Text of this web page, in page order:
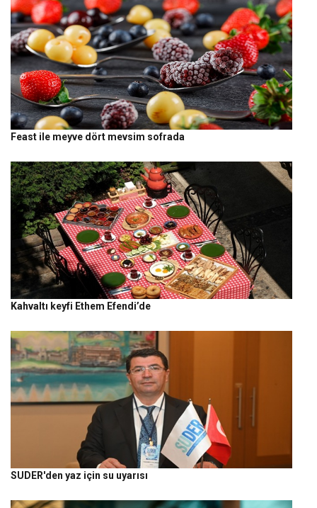
Feast ile meyve dört mevsim sofrada
Kahvaltı keyfi Ethem Efendi’de
SUDER'den yaz için su uyarısı